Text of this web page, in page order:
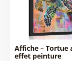
Affiche – Tortue
effet peinture